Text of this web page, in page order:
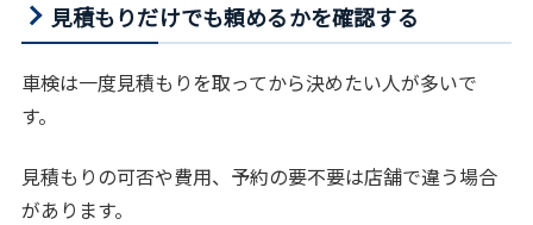
見積もりだけでも頼めるかを確認する
車検は一度見積もりを取ってから決めたい人が多いで
す。
見積もりの可否や費用、予約の要不要は店舗で違う場合
があります。